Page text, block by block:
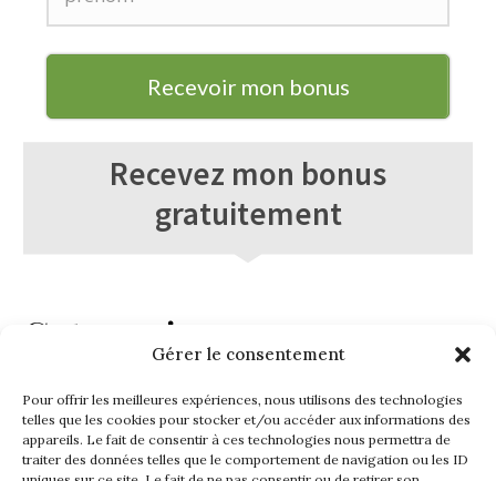
Gérer le consentement
Pour offrir les meilleures expériences, nous utilisons des technologies
telles que les cookies pour stocker et/ou accéder aux informations des
appareils. Le fait de consentir à ces technologies nous permettra de
traiter des données telles que le comportement de navigation ou les ID
Recevoir mon bonus
Recevez mon bonus
gratuitement
Categories
Paix intérieure et vie émotionnelle
Problèmes de santé
Produits naturels